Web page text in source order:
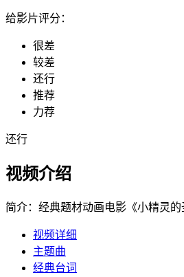
给影片评分：
很差
较差
还行
推荐
力荐
还行
视频介绍
简介： 经典题材动画电影《小精灵的
视频详细
主题曲
经典台词